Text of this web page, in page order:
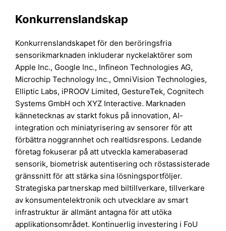
Konkurrenslandskap
Konkurrenslandskapet för den beröringsfria
sensorikmarknaden inkluderar nyckelaktörer som
Apple Inc., Google Inc., Infineon Technologies AG,
Microchip Technology Inc., OmniVision Technologies,
Elliptic Labs, iPROOV Limited, GestureTek, Cognitech
Systems GmbH och XYZ Interactive. Marknaden
kännetecknas av starkt fokus på innovation, AI-
integration och miniatyrisering av sensorer för att
förbättra noggrannhet och realtidsrespons. Ledande
företag fokuserar på att utveckla kamerabaserad
sensorik, biometrisk autentisering och röstassisterade
gränssnitt för att stärka sina lösningsportföljer.
Strategiska partnerskap med biltillverkare, tillverkare
av konsumentelektronik och utvecklare av smart
infrastruktur är allmänt antagna för att utöka
applikationsområdet. Kontinuerlig investering i FoU